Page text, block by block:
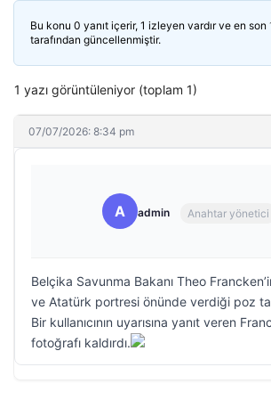
Bu konu 0 yanıt içerir, 1 izleyen vardır ve en son
tarafından güncellenmiştir.
1 yazı görüntüleniyor (toplam 1)
07/07/2026: 8:34 pm
A admin Anahtar yönetici
Belçika Savunma Bakanı Theo
ve Atatürk portresi önünde verdiği poz
Bir kullanıcının uyarısına yanıt veren
fotoğrafı kaldırdı.